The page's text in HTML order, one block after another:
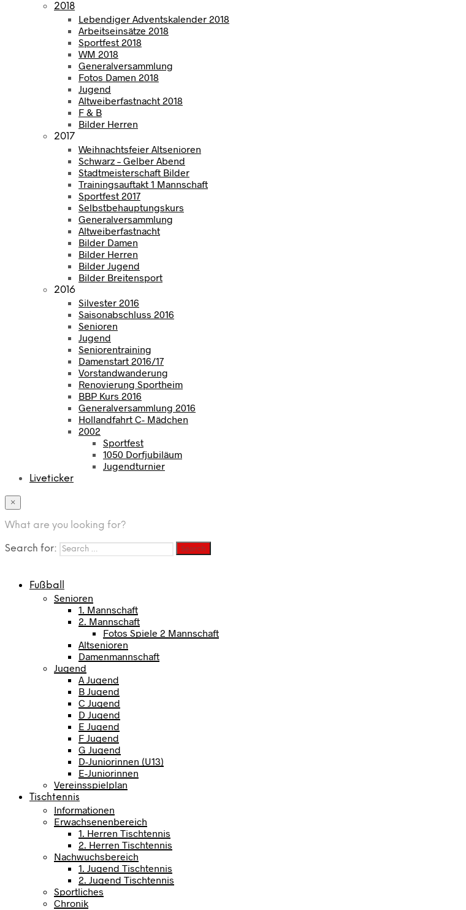
2018
Lebendiger Adventskalender 2018
Arbeitseinsätze 2018
Sportfest 2018
WM 2018
Generalversammlung
Fotos Damen 2018
Jugend
Altweiberfastnacht 2018
F & B
Bilder Herren
2017
Weihnachtsfeier Altsenioren
Schwarz – Gelber Abend
Stadtmeisterschaft Bilder
Trainingsauftakt 1 Mannschaft
Sportfest 2017
Selbstbehauptungskurs
Generalversammlung
Altweiberfastnacht
Bilder Damen
Bilder Herren
Bilder Jugend
Bilder Breitensport
2016
Silvester 2016
Saisonabschluss 2016
Senioren
Jugend
Seniorentraining
Damenstart 2016/17
Vorstandwanderung
Renovierung Sportheim
BBP Kurs 2016
Generalversammlung 2016
Hollandfahrt C- Mädchen
2002
Sportfest
1050 Dorfjubiläum
Jugendturnier
Liveticker
×
What are you looking for?
Search for:
Fußball
Senioren
1. Mannschaft
2. Mannschaft
Fotos Spiele 2 Mannschaft
Altsenioren
Damenmannschaft
Jugend
A Jugend
B Jugend
C Jugend
D Jugend
E Jugend
F Jugend
G Jugend
D-Juniorinnen (U13)
E-Juniorinnen
Vereinsspielplan
Tischtennis
Informationen
Erwachsenenbereich
1. Herren Tischtennis
2. Herren Tischtennis
Nachwuchsbereich
1. Jugend Tischtennis
2. Jugend Tischtennis
Sportliches
Chronik